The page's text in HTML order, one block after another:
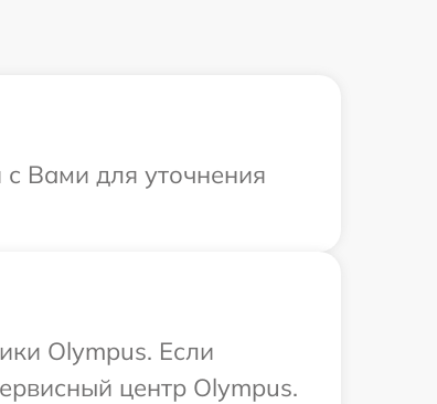
с Вами для уточнения
Olympus. Если
центр Olympus.